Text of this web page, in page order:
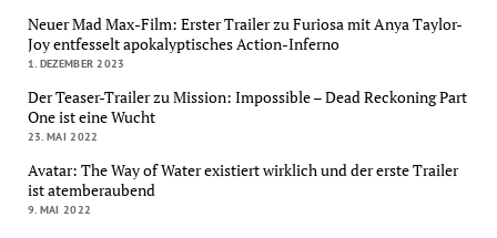
Neuer Mad Max-Film: Erster Trailer zu Furiosa mit Anya Taylor-
Joy entfesselt apokalyptisches Action-Inferno
1. DEZEMBER 2023
Der Teaser-Trailer zu Mission: Impossible – Dead Reckoning Part
One ist eine Wucht
23. MAI 2022
Avatar: The Way of Water existiert wirklich und der erste Trailer
ist atemberaubend
9. MAI 2022